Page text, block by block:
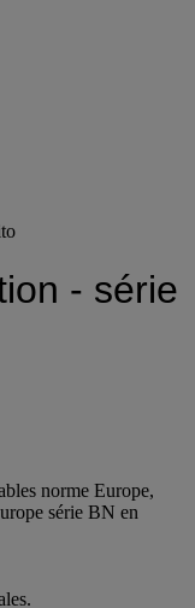
- série
norme Europe,
série BN en